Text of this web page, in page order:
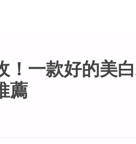
！一款好的美
薦